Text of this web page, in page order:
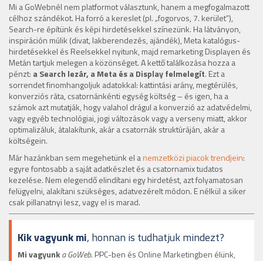
Mi a GoWebnél nem platformot választunk, hanem a megfogalmazott
célhoz szándékot. Ha forró a kereslet (pl. „fogorvos, 7. kerület”),
Search-re építünk és képi hirdetésekkel színezünk. Ha látványon,
inspiráción múlik (divat, lakberendezés, ajándék), Meta katalógus-
hirdetésekkel és Reelsekkel nyitunk, majd remarketing Displayen és
Metán tartjuk melegen a közönséget. A kettő találkozása hozza a
pénzt: a Search lezár, a Meta és a Display felmelegít. Ezt a
sorrendet finomhangoljuk adatokkal: kattintási arány, megtérülés,
konverziós ráta, csatornánkénti egység költség – és igen, ha a
számok azt mutatják, hogy valahol drágul a konverzió az adatvédelmi,
vagy egyéb technológiai, jogi változások vagy a verseny miatt, akkor
optimalizáluk, átalakítunk, akár a csatornák struktúráján, akár a
költségein.
Már hazánkban sem megehetünk el anemzetközi piacok trendjein:
egyre fontosabb a saját adatkészlet és a csatornamix tudatos
kezelése. Nem elegendő elindítani egy hirdetést, azt folyamatosan
felügyelni, alakítani szükséges, adatvezérelt módon. E nélkül a siker
csak pillanatnyi lesz, vagy el is marad.
Kik vagyunk mi, honnan is tudhatjuk mindezt?
Mi vagyunka GoWeb. PPC-ben és Online Marketingben élünk,